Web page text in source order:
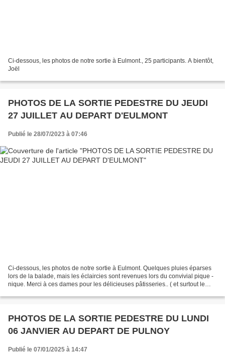
Ci-dessous, les photos de notre sortie à Eulmont., 25 participants. A bientôt,
Joël
PHOTOS DE LA SORTIE PEDESTRE DU JEUDI
27 JUILLET AU DEPART D'EULMONT
Publié le 28/07/2023 à 07:46
Ci-dessous, les photos de notre sortie à Eulmont. Quelques pluies éparses
lors de la balade, mais les éclaircies sont revenues lors du convivial pique -
nique. Merci à ces dames pour les délicieuses pâtisseries.. ( et surtout le
PHOTOS DE LA SORTIE PEDESTRE DU LUNDI
06 JANVIER AU DEPART DE PULNOY
Publié le 07/01/2025 à 14:47